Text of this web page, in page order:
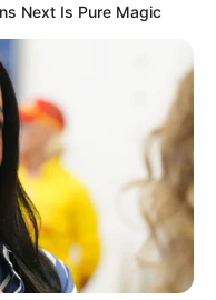
Next Is Pure Magic